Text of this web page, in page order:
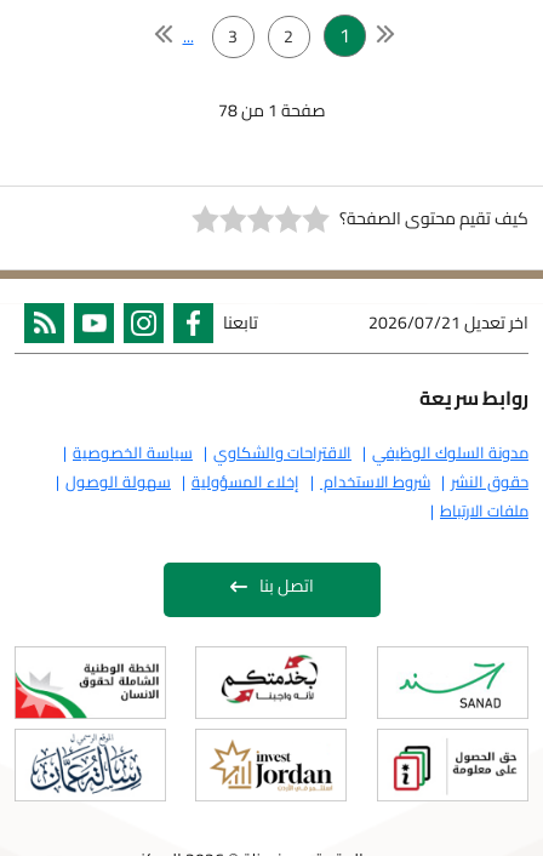
1
2
3
...
صفحة 1 من 78
كيف تقيم محتوى الصفحة؟
اخر تعديل2026/07/21 تابعنا
روابط سريعة
مدونة السلوك الوظيفي الاقتراحات والشكاوي
سياسة الخصوصية
حقوق النشر
شروط الاستخدام إخلاء المسؤولية
سهولة الوصول
ملفات الارتباط
اتصل بنا